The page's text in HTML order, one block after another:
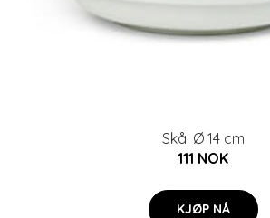
Skål Ø 14 cm
111 NOK
KJØP NÅ